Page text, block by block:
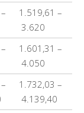
1.519,61 –
3.620
1.601,31 –
4.050
1.732,03 –
4.139,40